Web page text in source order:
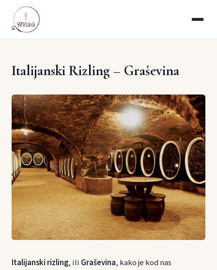
Italijanski Rizling – Graševina
Italijanski rizling, ili Graševina, kako je kod nas